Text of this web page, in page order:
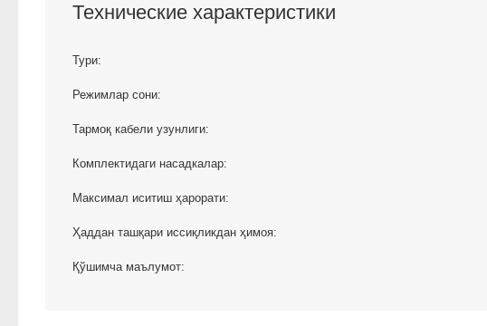
Технические характеристики
Тури:
Режимлар сони:
Тармоқ кабели узунлиги:
Комплектидаги насадкалар:
Максимал иситиш ҳарорати:
Ҳаддан ташқари иссиқликдан ҳимоя:
Қўшимча маълумот: